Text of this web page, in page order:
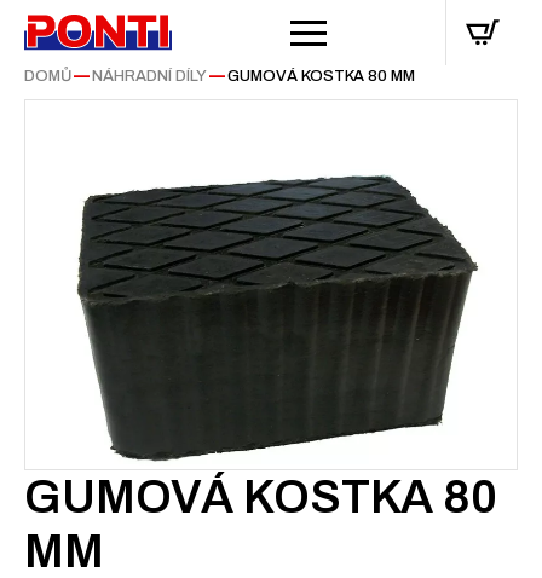
DOMŮ— NÁHRADNÍ DÍLY—GUMOVÁ KOSTKA 80 MM
GUMOVÁ KOSTKA 80
MM